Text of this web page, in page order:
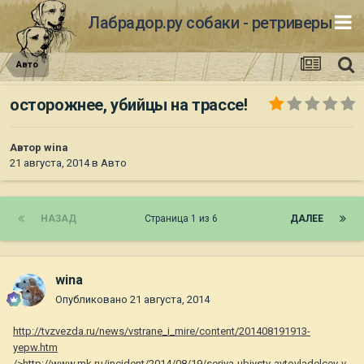
Лабрадор.ру собаки - ретриверы
Авто
осторожнее, убийцы на трассе!
Автор wina
21 августа, 2014в Авто
НАЗАД ДАЛЕЕ
Страница 1 из 6
wina
Опубликовано 21 августа, 2014
http://tvzvezda.ru/news/vstrane_i_mire/content/201408191913-
yepw.htm